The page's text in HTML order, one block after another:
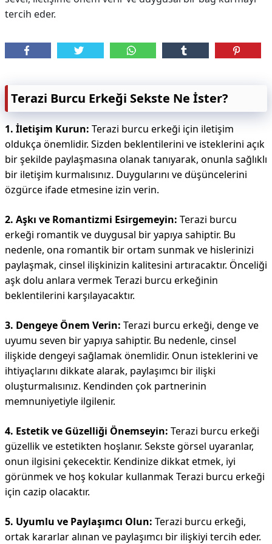
tercih eder.
Terazi Burcu Erkeği Sekste Ne İster?
1. İletişim Kurun: Terazi burcu erkeği için iletişim
oldukça önemlidir. Sizden beklentilerini ve isteklerini açık
bir şekilde paylaşmasına olanak tanıyarak, onunla sağlıklı
bir iletişim kurmalısınız. Duygularını ve düşüncelerini
özgürce ifade etmesine izin verin.
2. Aşkı ve Romantizmi Esirgemeyin: Terazi burcu
erkeği romantik ve duygusal bir yapıya sahiptir. Bu
nedenle, ona romantik bir ortam sunmak ve hislerinizi
paylaşmak, cinsel ilişkinizin kalitesini artıracaktır. Önceliği
aşk dolu anlara vermek Terazi burcu erkeğinin
beklentilerini karşılayacaktır.
3. Dengeye Önem Verin: Terazi burcu erkeği, denge ve
uyumu seven bir yapıya sahiptir. Bu nedenle, cinsel
ilişkide dengeyi sağlamak önemlidir. Onun isteklerini ve
ihtiyaçlarını dikkate alarak, paylaşımcı bir ilişki
oluşturmalısınız. Kendinden çok partnerinin
memnuniyetiyle ilgilenir.
4. Estetik ve Güzelliği Önemseyin: Terazi burcu erkeği
güzellik ve estetikten hoşlanır. Sekste görsel uyaranlar,
onun ilgisini çekecektir. Kendinize dikkat etmek, iyi
görünmek ve hoş kokular kullanmak Terazi burcu erkeği
için cazip olacaktır.
5. Uyumlu ve Paylaşımcı Olun: Terazi burcu erkeği,
ortak kararlar alınan ve paylaşımcı bir ilişkiyi tercih eder.